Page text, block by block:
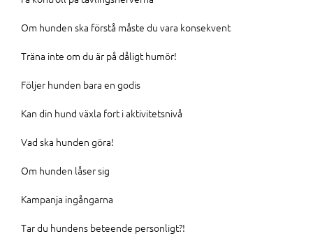
Om hunden ska förstå måste du vara konsekvent
Träna inte om du är på dåligt humör!
Följer hunden bara en godis
Kan din hund växla fort i aktivitetsnivå
Vad ska hunden göra!
Om hunden låser sig
Kampanja ingångarna
Tar du hundens beteende personligt?!